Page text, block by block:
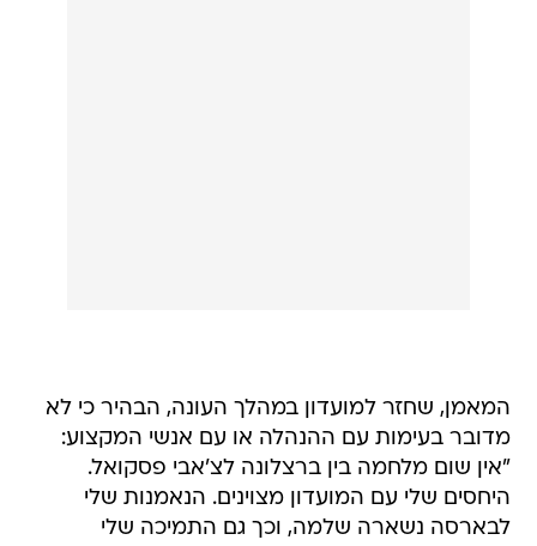
המאמן, שחזר למועדון במהלך העונה, הבהיר כי לא
מדובר בעימות עם ההנהלה או עם אנשי המקצוע:
"אין שום מלחמה בין ברצלונה לצ'אבי פסקואל.
היחסים שלי עם המועדון מצוינים. הנאמנות שלי
לבארסה נשארה שלמה, וכך גם התמיכה שלי